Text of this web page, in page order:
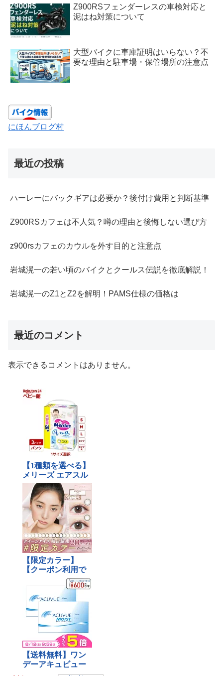
Z900RSフェンダーレスの車検対応と
泥はね対策について
大型バイクに車庫証明はいらない？不
要な理由と駐車場・保管場所の注意点
にほんブログ村
最近の投稿
ハーレーにバックギアは必要か？後付け費用と判断基準
Z900RSカフェは不人気？噂の理由と後悔しない選び方
z900rsカフェのカウルを外す目的と注意点
岩城滉一の若い頃のバイクとクールス伝説を徹底解説！
岩城滉一のZ1とZ2を解明！PAMS仕様の価格は
最近のコメント
表示できるコメントはありません。